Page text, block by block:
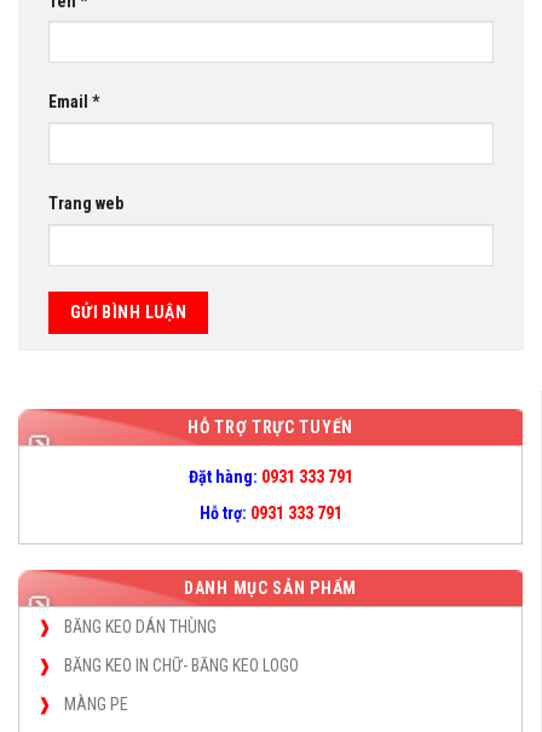
HỖ TRỢ TRỰC TUYẾN
Đặt hàng: 0931 333 791
Hỗ trợ: 0931 333 791
DANH MỤC SẢN PHẨM
BĂNG KEO DÁN THÙNG
BĂNG KEO IN CHỮ- BĂNG KEO LOGO
MÀNG PE
Email *
Trang web